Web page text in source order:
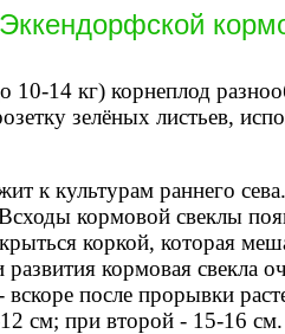
14 кг) корнеплод
зелёных листьев,
к культурам раннего
кормовой свеклы
коркой, которая
кормовая свекла
после прорывки
см; при второй - 15-16